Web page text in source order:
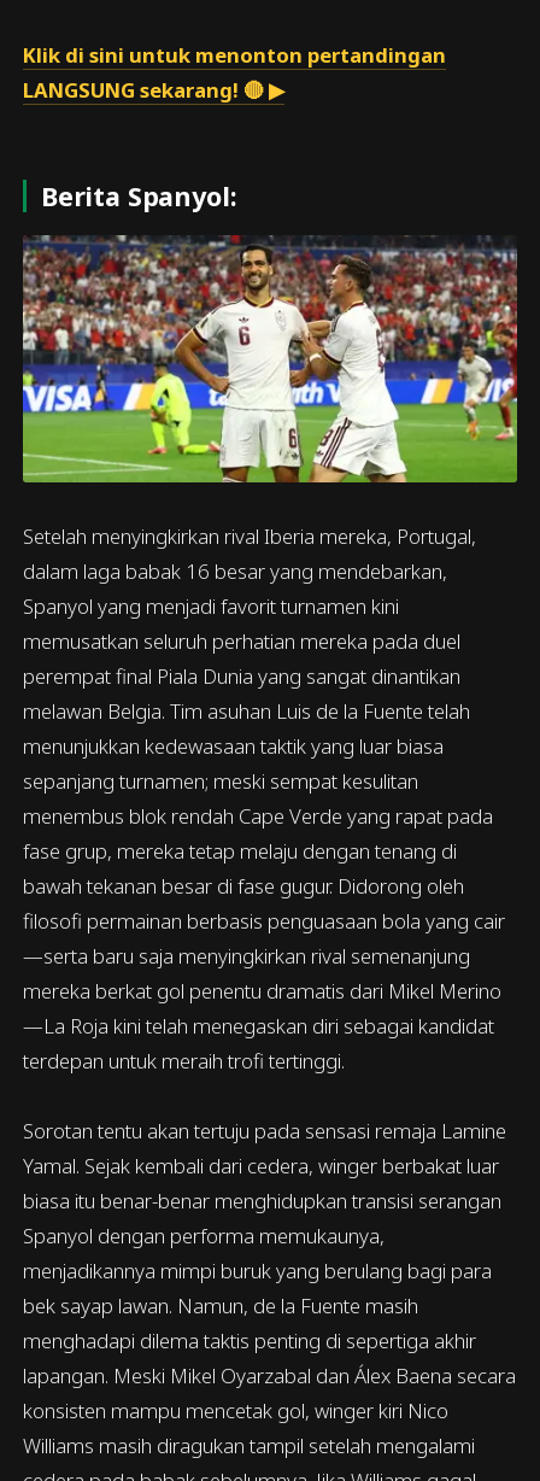
Klik di sini untuk menonton pertandingan
LANGSUNG sekarang! 🔴 ▶
Berita Spanyol:
Setelah menyingkirkan rival Iberia mereka, Portugal,
dalam laga babak 16 besar yang mendebarkan,
Spanyol yang menjadi favorit turnamen kini
memusatkan seluruh perhatian mereka pada duel
perempat final Piala Dunia yang sangat dinantikan
melawan Belgia. Tim asuhan Luis de la Fuente telah
menunjukkan kedewasaan taktik yang luar biasa
sepanjang turnamen; meski sempat kesulitan
menembus blok rendah Cape Verde yang rapat pada
fase grup, mereka tetap melaju dengan tenang di
bawah tekanan besar di fase gugur. Didorong oleh
filosofi permainan berbasis penguasaan bola yang cair
—serta baru saja menyingkirkan rival semenanjung
mereka berkat gol penentu dramatis dari Mikel Merino
—La Roja kini telah menegaskan diri sebagai kandidat
terdepan untuk meraih trofi tertinggi.
Sorotan tentu akan tertuju pada sensasi remaja Lamine
Yamal. Sejak kembali dari cedera, winger berbakat luar
biasa itu benar-benar menghidupkan transisi serangan
Spanyol dengan performa memukaunya,
menjadikannya mimpi buruk yang berulang bagi para
bek sayap lawan. Namun, de la Fuente masih
menghadapi dilema taktis penting di sepertiga akhir
lapangan. Meski Mikel Oyarzabal dan Álex Baena secara
konsisten mampu mencetak gol, winger kiri Nico
Williams masih diragukan tampil setelah mengalami